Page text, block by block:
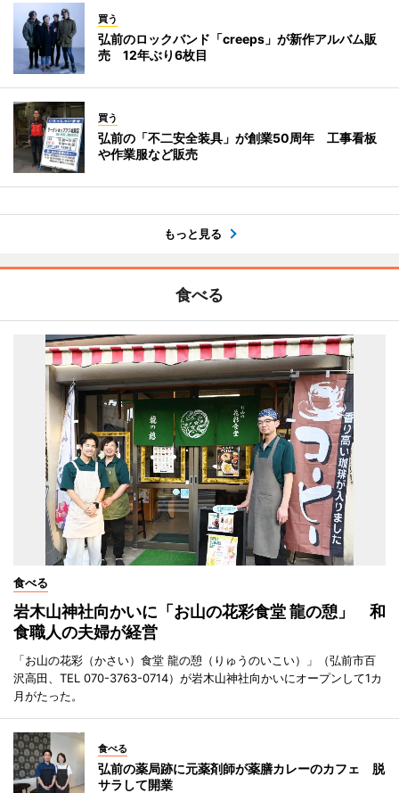
買う
弘前のロックバンド「creeps」が新作アルバム販
売 12年ぶり6枚目
買う
弘前の「不二安全装具」が創業50周年 工事看板
や作業服など販売
もっと見る
食べる
食べる
岩木山神社向かいに「お山の花彩食堂 龍の憩」 和
食職人の夫婦が経営
「お山の花彩（かさい）食堂 龍の憩（りゅうのいこい）」（弘前市百
沢高田、TEL 070-3763-0714）が岩木山神社向かいにオープンして1カ
月がたった。
食べる
弘前の薬局跡に元薬剤師が薬膳カレーのカフェ 脱
サラして開業